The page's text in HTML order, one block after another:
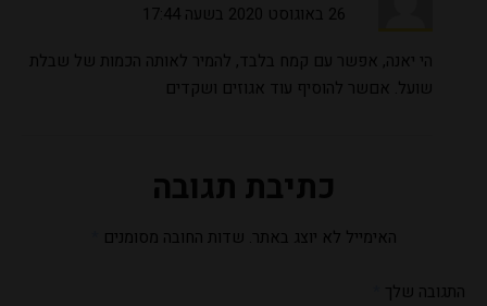
26 באוגוסט 2020 בשעה 17:44
הי יאנה, אפשר עם קמח בלבד, להמיר לאותה הכמות של שבלת
שועל. אםשר להוסיף עוד אגוזים ושקדים
כתיבת תגובה
האימייל לא יוצג באתר. שדות החובה מסומנים
התגובה שלך